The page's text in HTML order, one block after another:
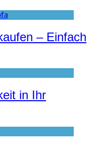
– Einfach
in Ihr